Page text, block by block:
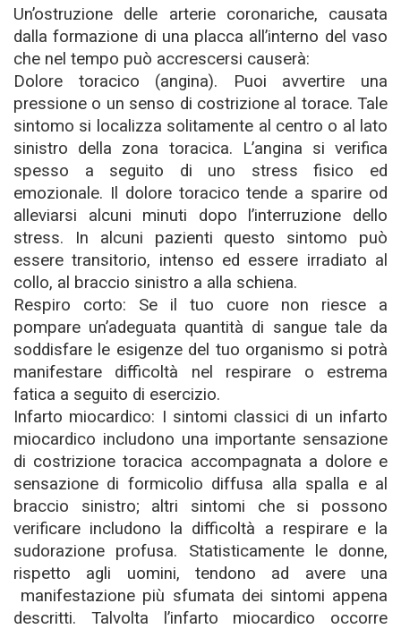
Un’ostruzione delle arterie coronariche, causata
dalla formazione di una placca all’interno del vaso
che nel tempo può accrescersi causerà:
Dolore toracico (angina). Puoi avvertire una
pressione o un senso di costrizione al torace. Tale
sintomo si localizza solitamente al centro o al lato
sinistro della zona toracica. L’angina si verifica
spesso a seguito di uno stress fisico ed
emozionale. Il dolore toracico tende a sparire od
alleviarsi alcuni minuti dopo l’interruzione dello
stress. In alcuni pazienti questo sintomo può
essere transitorio, intenso ed essere irradiato al
collo, al braccio sinistro a alla schiena.
Respiro corto: Se il tuo cuore non riesce a
pompare un’adeguata quantità di sangue tale da
soddisfare le esigenze del tuo organismo si potrà
manifestare difficoltà nel respirare o estrema
fatica a seguito di esercizio.
Infarto miocardico: I sintomi classici di un infarto
miocardico includono una importante sensazione
di costrizione toracica accompagnata a dolore e
sensazione di formicolio diffusa alla spalla e al
braccio sinistro; altri sintomi che si possono
verificare includono la difficoltà a respirare e la
sudorazione profusa. Statisticamente le donne,
rispetto agli uomini, tendono ad avere una
manifestazione più sfumata dei sintomi appena
descritti. Talvolta l’infarto miocardico occorre